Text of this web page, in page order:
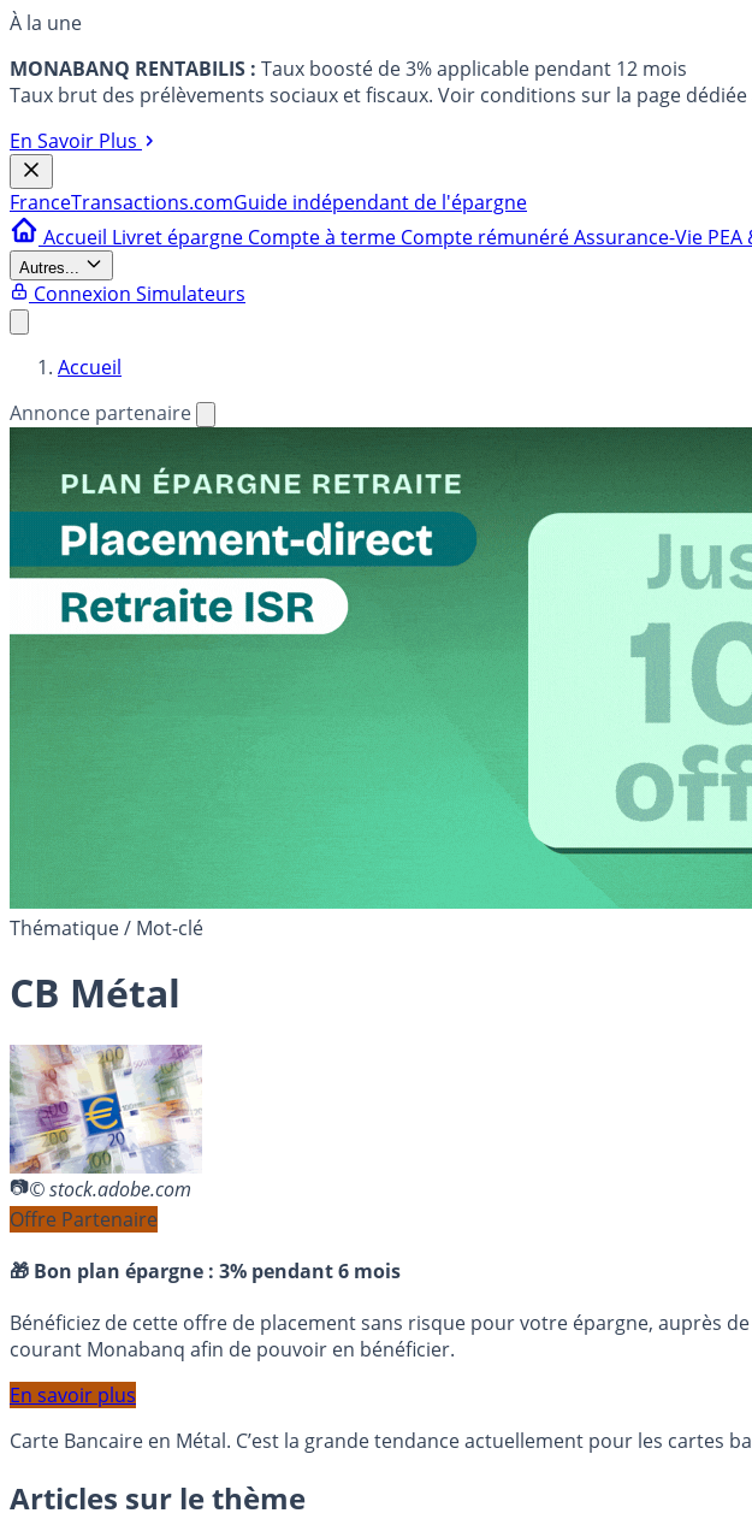
À la une
MONABANQ RENTABILIS : Taux boosté de 3% applicable pendant 12 mois
Taux brut des prélèvements sociaux et fiscaux. Voir conditions sur la page
En Savoir Plus
FranceTransactions.comGuide indépendant de l'épargne
Accueil Livret épargne Compte à terme Compte rémunéréAssurance-Vie
Autres...
Connexion Simulateurs
Accueil
Annonce partenaire
Thématique / Mot-clé
CB Métal
© stock.adobe.com
Offre Partenaire
🎁 Bon plan épargne : 3% pendant 6 mois
Bénéficiez de cette offre de placement sans risque pour votre épargne, auprès
courant Monabanq afin de pouvoir en bénéficier.
En savoir plus
Carte Bancaire en Métal. C’est la grande tendance actuellement pour les cartes
Articles sur le thème